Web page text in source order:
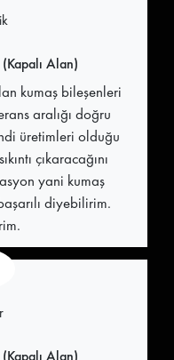
Alan)
kumaş bileşenleri
aralığı doğru
üretimleri olduğu
çıkaracağını
yani kumaş
diyebilirim.
Alan)